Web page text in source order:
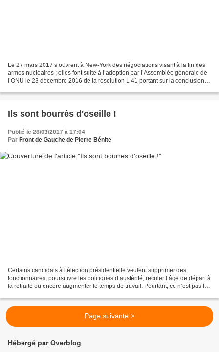
Le 27 mars 2017 s’ouvrent à New-York des négociations visant à la fin des
armes nucléaires ; elles font suite à l’adoption par l’Assemblée générale de
l’ONU le 23 décembre 2016 de la résolution L 41 portant sur la conclusion
Ils sont bourrés d'oseille !
Publié le 28/03/2017 à 17:04
Par Front de Gauche de Pierre Bénite
Certains candidats à l’élection présidentielle veulent supprimer des
fonctionnaires, poursuivre les politiques d’austérité, reculer l’âge de départ à
la retraite ou encore augmenter le temps de travail. Pourtant, ce n’est pas la
Page suivante >
Hébergé par Overblog